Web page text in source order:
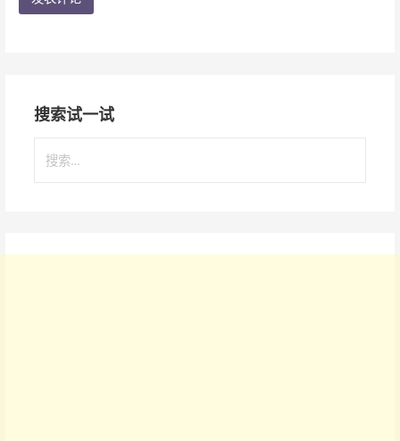
搜索试一试
索